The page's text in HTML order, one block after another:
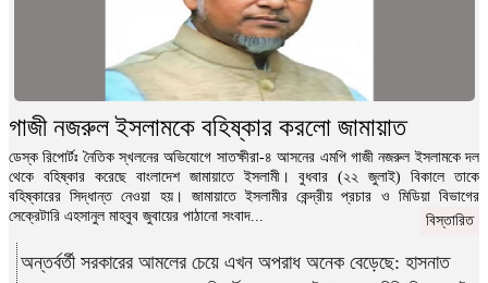
গাজী নজরুল ইসলামকে বহিষ্কার করলো জামায়াত
ডেস্ক রিপোর্টঃ নৈতিক স্খলনের অভিযোগে সাতক্ষীরা-৪ আসনের এমপি গাজী নজরুল ইসলামকে দল
থেকে বহিষ্কার করেছে বাংলাদেশ জামায়াতে ইসলামী। বুধবার (২২ জুলাই) বিকালে তাকে
বহিষ্কারের সিদ্ধান্ত নেওয়া হয়। জামায়াতে ইসলামীর কেন্দ্রীয় প্রচার ও মিডিয়া বিভাগের
সেক্রেটারি এহসানুল মাহবুব জুবায়ের পাঠানো সংবাদ...
বিস্তারিত
অন্তর্বর্তী সরকারের আমলের চেয়ে এখন অপরাধ অনেক বেড়েছে: হাসনাত